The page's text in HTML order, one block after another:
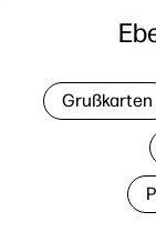
Grußkarten